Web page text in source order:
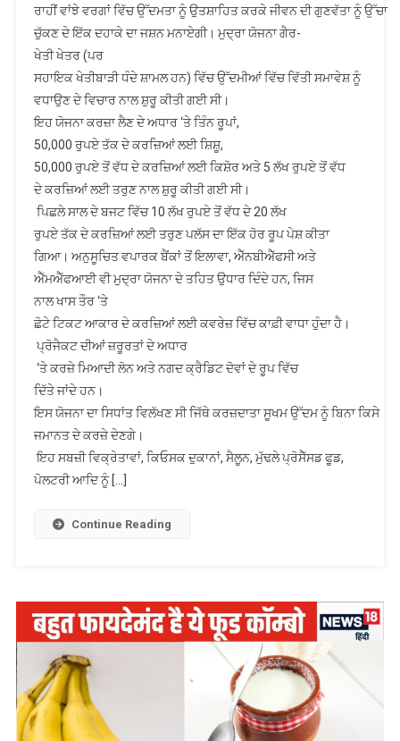
ਰਾਹੀਂ ਵਾਂਝੇ ਵਰਗਾਂ ਵਿੱਚ ਉੱਦਮਤਾ ਨੂੰ ਉਤਸ਼ਾਹਿਤ ਕਰਕੇ ਜੀਵਨ ਦੀ ਗੁਣਵੱਤਾ ਨੂੰ ਉੱਚਾ
ਚੁੱਕਣ ਦੇ ਇੱਕ ਦਹਾਕੇ ਦਾ ਜਸ਼ਨ ਮਨਾਏਗੀ। ਮੁਦ੍ਰਾ ਯੋਜਨਾ ਗੈਰ-
ਖੇਤੀ ਖੇਤਰ (ਪਰ
ਸਹਾਇਕ ਖੇਤੀਬਾੜੀ ਧੰਦੇ ਸ਼ਾਮਲ ਹਨ) ਵਿੱਚ ਉੱਦਮੀਆਂ ਵਿੱਚ ਵਿੱਤੀ ਸਮਾਵੇਸ਼ ਨੂੰ
ਵਧਾਉਣ ਦੇ ਵਿਚਾਰ ਨਾਲ ਸ਼ੁਰੂ ਕੀਤੀ ਗਈ ਸੀ।
ਇਹ ਯੋਜਨਾ ਕਰਜ਼ਾ ਲੈਣ ਦੇ ਅਧਾਰ ‘ਤੇ ਤਿੰਨ ਰੂਪਾਂ,
50,000 ਰੁਪਏ ਤੱਕ ਦੇ ਕਰਜ਼ਿਆਂ ਲਈ ਸ਼ਿਸ਼ੂ,
50,000 ਰੁਪਏ ਤੋਂ ਵੱਧ ਦੇ ਕਰਜ਼ਿਆਂ ਲਈ ਕਿਸ਼ੋਰ ਅਤੇ 5 ਲੱਖ ਰੁਪਏ ਤੋਂ ਵੱਧ
ਦੇ ਕਰਜ਼ਿਆਂ ਲਈ ਤਰੁਣ ਨਾਲ ਸ਼ੁਰੂ ਕੀਤੀ ਗਈ ਸੀ।
ਪਿਛਲੇ ਸਾਲ ਦੇ ਬਜਟ ਵਿੱਚ 10 ਲੱਖ ਰੁਪਏ ਤੋਂ ਵੱਧ ਦੇ 20 ਲੱਖ
ਰੁਪਏ ਤੱਕ ਦੇ ਕਰਜ਼ਿਆਂ ਲਈ ਤਰੁਣ ਪਲੱਸ ਦਾ ਇੱਕ ਹੋਰ ਰੂਪ ਪੇਸ਼ ਕੀਤਾ
ਗਿਆ। ਅਨੁਸੂਚਿਤ ਵਪਾਰਕ ਬੈਂਕਾਂ ਤੋਂ ਇਲਾਵਾ, ਐੱਨਬੀਐੱਫਸੀ ਅਤੇ
ਐੱਮਐੱਫਆਈ ਵੀ ਮੁਦ੍ਰਾ ਯੋਜਨਾ ਦੇ ਤਹਿਤ ਉਧਾਰ ਦਿੰਦੇ ਹਨ, ਜਿਸ
ਨਾਲ ਖਾਸ ਤੌਰ ‘ਤੇ
ਛੋਟੇ ਟਿਕਟ ਆਕਾਰ ਦੇ ਕਰਜ਼ਿਆਂ ਲਈ ਕਵਰੇਜ਼ ਵਿੱਚ ਕਾਫ਼ੀ ਵਾਧਾ ਹੁੰਦਾ ਹੈ।
ਪ੍ਰੋਜੈਕਟ ਦੀਆਂ ਜ਼ਰੂਰਤਾਂ ਦੇ ਅਧਾਰ
‘ਤੇ ਕਰਜ਼ੇ ਮਿਆਦੀ ਲੋਨ ਅਤੇ ਨਗਦ ਕ੍ਰੈਡਿਟ ਦੋਵਾਂ ਦੇ ਰੂਪ ਵਿੱਚ
ਦਿੱਤੇ ਜਾਂਦੇ ਹਨ।
ਇਸ ਯੋਜਨਾ ਦਾ ਸਿਧਾਂਤ ਵਿਲੱਖਣ ਸੀ ਜਿੱਥੇ ਕਰਜ਼ਦਾਤਾ ਸੂਖਮ ਉੱਦਮ ਨੂੰ ਬਿਨਾ ਕਿਸੇ
ਜਮਾਨਤ ਦੇ ਕਰਜ਼ੇ ਦੇਣਗੇ।
ਇਹ ਸਬਜ਼ੀ ਵਿਕ੍ਰੇਤਾਵਾਂ, ਕਿਓਸਕ ਦੁਕਾਨਾਂ, ਸੈਲੂਨ, ਮੁੱਢਲੇ ਪ੍ਰੋਸੈੱਸਡ ਫੂਡ,
ਪੋਲਟਰੀ ਆਦਿ ਨੂੰ […]
Continue Reading